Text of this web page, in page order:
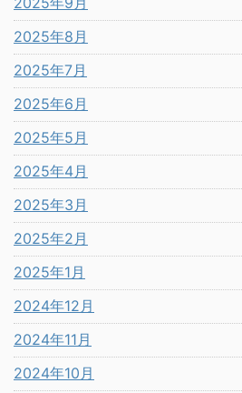
2025年8月
2025年7月
2025年6月
2025年5月
2025年4月
2025年3月
2025年2月
2025年1月
2024年12月
2024年11月
2024年10月